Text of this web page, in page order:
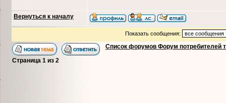
Вернуться к началу
Показать сообщения:
Список форумов Форум потребителей
Страница 1 из 2